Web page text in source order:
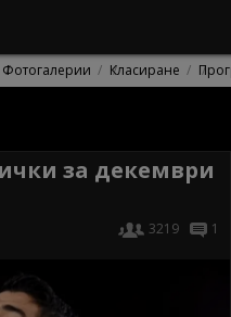
Фотогалерии Класиране
за декември
3219 1